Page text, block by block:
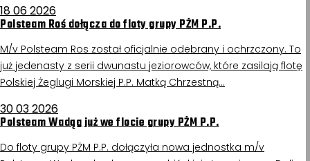
18 06 2026
Polsteam Roś dołącza do floty grupy PŻM P.P.
M/v Polsteam Ros został oficjalnie odebrany i ochrzczony. To
już jedenasty z serii dwunastu jeziorowców, które zasilają flotę
Polskiej Żeglugi Morskiej P.P. Matką Chrzestną…
30 03 2026
Polsteam Wadąg już we flocie grupy PŻM P.P.
Do floty grupy PŻM P.P. dołączyła nowa jednostka m/v